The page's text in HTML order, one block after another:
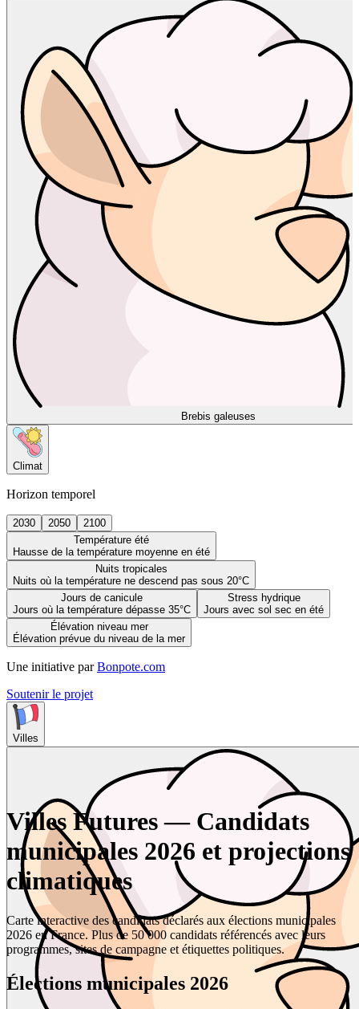
Brebis galeuses
Climat
Horizon temporel
2030 2050
2100
Température été
Hausse de la température moyenne en été
Nuits tropicales
Nuits où la température ne descend pas sous 20°C
Jours de canicule
Jours où la température dépasse 35°C
Stress hydrique
Jours avec sol sec en été
Élévation niveau mer
Élévation prévue du niveau de la mer
Une initiative par Bonpote.com
Soutenir le projet
Villes
Villes Futures — Candidats
municipales 2026 et projections
climatiques
Carte interactive des candidats déclarés aux élections municipales
2026 en France. Plus de 50 000 candidats référencés avec leurs
programmes, sites de campagne et étiquettes politiques.
Élections municipales 2026